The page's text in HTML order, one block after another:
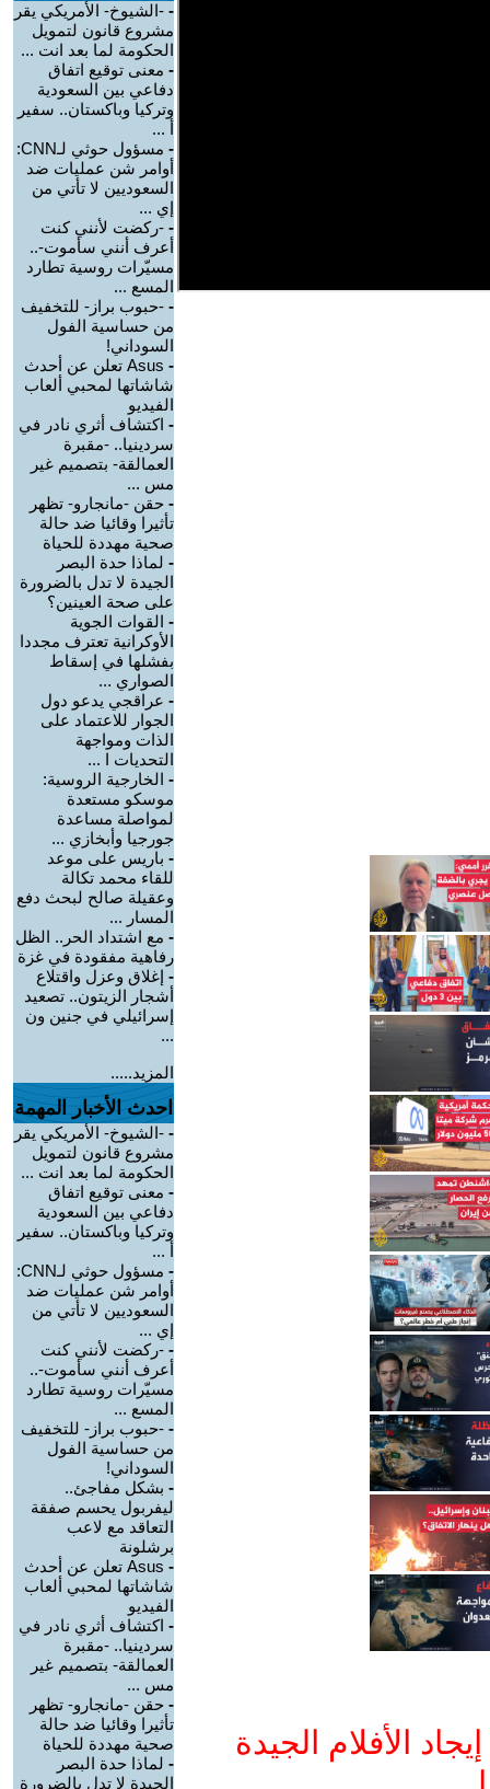
الأفلام الجيدة
- -الشيوخ- الأمريكي يقر
مشروع قانون لتمويل
الحكومة لما بعد انت ...
- معنى توقيع اتفاق
دفاعي بين السعودية
وتركيا وباكستان.. سفير
أ ...
-
مسؤول حوثي لـCNN:
أوامر شن عمليات ضد
السعوديين لا تأتي من
إي ...
- -ركضت لأنني كنت
أعرف أنني سأموت-..
مسيّرات روسية تطارد
المسع ...
- -حبوب براز- للتخفيف
من حساسية الفول
السوداني!
-
Asus تعلن عن أحدث
شاشاتها لمحبي ألعاب
الفيديو
- اكتشاف أثري نادر في
سردينيا.. -مقبرة
العمالقة- بتصميم غير
مس ...
- حقن -مانجارو- تظهر
تأثيرا وقائيا ضد حالة
صحية مهددة للحياة
- لماذا حدة البصر
الجيدة لا تدل بالضرورة
على صحة العينين؟
- القوات الجوية
الأوكرانية تعترف مجددا
بفشلها في إسقاط
الصواري ...
- عراقجي يدعو دول
الجوار للاعتماد على
الذات ومواجهة
التحديات ا ...
- الخارجية الروسية:
موسكو مستعدة
لمواصلة مساعدة
جورجيا وأبخازي ...
- باريس على موعد
للقاء محمد تكالة
وعقيلة صالح لبحث دفع
المسار ...
- مع اشتداد الحر.. الظل
رفاهية مفقودة في غزة
- إغلاق وعزل واقتلاع
أشجار الزيتون.. تصعيد
إسرائيلي في جنين ون
...
المزيد.....
احدث الأخبار المهمة
- -الشيوخ- الأمريكي يقر
مشروع قانون لتمويل
الحكومة لما بعد انت ...
- معنى توقيع اتفاق
دفاعي بين السعودية
وتركيا وباكستان.. سفير
أ ...
-
مسؤول حوثي لـCNN:
أوامر شن عمليات ضد
السعوديين لا تأتي من
إي ...
- -ركضت لأنني كنت
أعرف أنني سأموت-..
مسيّرات روسية تطارد
المسع ...
- -حبوب براز- للتخفيف
من حساسية الفول
السوداني!
- بشكل مفاجئ..
ليفربول يحسم صفقة
التعاقد مع لاعب
برشلونة
-
Asus تعلن عن أحدث
شاشاتها لمحبي ألعاب
الفيديو
- اكتشاف أثري نادر في
سردينيا.. -مقبرة
العمالقة- بتصميم غير
مس ...
- حقن -مانجارو- تظهر
تأثيرا وقائيا ضد حالة
صحية مهددة للحياة
- لماذا حدة البصر
الجيدة لا تدل بالضرورة